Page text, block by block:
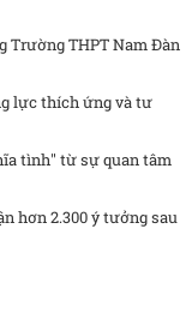
Trường THPT Nam Đàn
lực thích ứng và tư
tình" từ sự quan tâm
hơn 2.300 ý tưởng sau